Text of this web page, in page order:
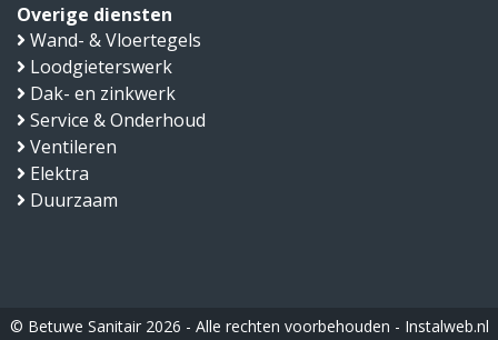
Overige diensten
Wand- & Vloertegels
Loodgieterswerk
Dak- en zinkwerk
Service & Onderhoud
Ventileren
Elektra
Duurzaam
© Betuwe Sanitair 2026 - Alle rechten voorbehouden - Instalweb.nl